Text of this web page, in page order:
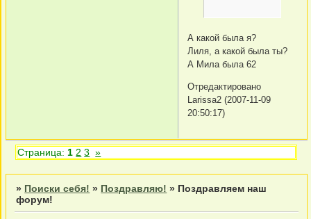
А какой была я?
Лиля, а какой была ты?
А Мила была 62
Отредактировано
Larissa2 (2007-11-09
20:50:17)
Страница:1 2 3 »
» Поиски себя! » Поздравляю! » Поздравляем наш
форум!